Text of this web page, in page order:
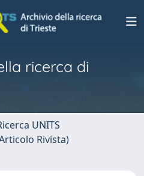
ricerca di
UNITS
Rivista)